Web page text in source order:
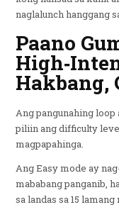
naglalunch hanggang
Paano
Hakbang,
Ang pangunahing
piliin ang difficulty
magpapahinga.
Ang Easy mode ay
mababang panganib,
sa landas sa 15